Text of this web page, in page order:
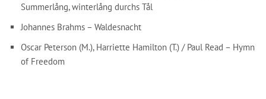
Summerlång, winterlång durchs Tål
Johannes Brahms – Waldesnacht
Oscar Peterson (M.), Harriette Hamilton (T.) / Paul Read – Hymn
of Freedom